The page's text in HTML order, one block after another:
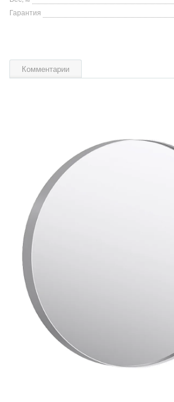
Гарантия
Комментарии